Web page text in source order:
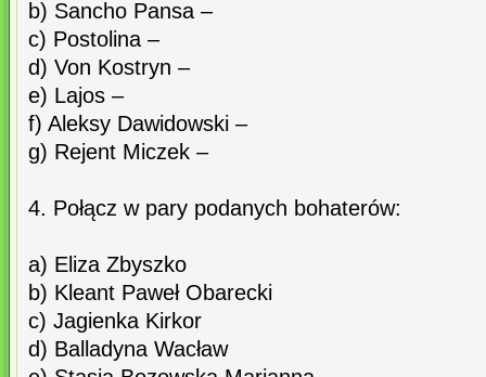
b) Sancho Pansa –
c) Postolina –
d) Von Kostryn –
e) Lajos –
f) Aleksy Dawidowski –
g) Rejent Miczek –
4. Połącz w pary podanych bohaterów:
a) Eliza Zbyszko
b) Kleant Paweł Obarecki
c) Jagienka Kirkor
d) Balladyna Wacław